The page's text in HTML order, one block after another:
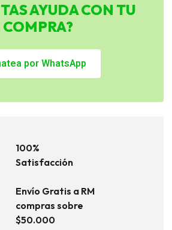
AYUDA CON TU
COMPRA?
por WhatsApp
100%
Satisfacción
Envío Gratis a RM
compras sobre
$50.000